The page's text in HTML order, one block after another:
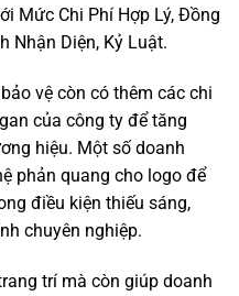
Mức Chi Phí Hợp Lý, Đồng
Nhận Diện, Kỷ Luật.
vệ còn có thêm các chi
của công ty để tăng
hiệu. Một số doanh
phản quang cho logo để
điều kiện thiếu sáng,
chuyên nghiệp.
trí mà còn giúp doanh